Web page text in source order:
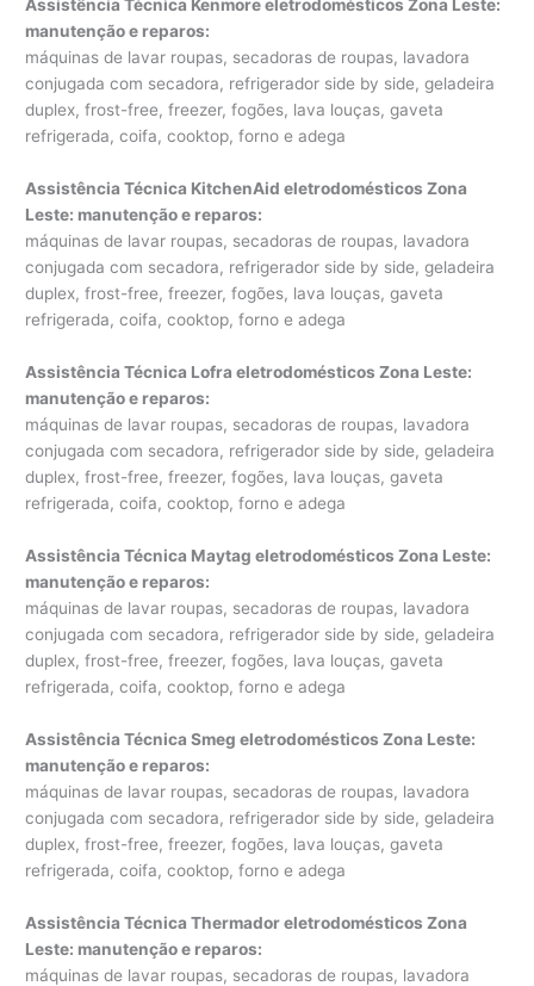
Assistência Técnica Kenmore eletrodomésticos Zona Leste:
manutenção e reparos:
máquinas de lavar roupas, secadoras de roupas, lavadora
conjugada com secadora, refrigerador side by side, geladeira
duplex, frost-free, freezer, fogões, lava louças, gaveta
refrigerada, coifa, cooktop, forno e adega
Assistência Técnica KitchenAid eletrodomésticos Zona
Leste: manutenção e reparos:
máquinas de lavar roupas, secadoras de roupas, lavadora
conjugada com secadora, refrigerador side by side, geladeira
duplex, frost-free, freezer, fogões, lava louças, gaveta
refrigerada, coifa, cooktop, forno e adega
Assistência Técnica Lofra eletrodomésticos Zona Leste:
manutenção e reparos:
máquinas de lavar roupas, secadoras de roupas, lavadora
conjugada com secadora, refrigerador side by side, geladeira
duplex, frost-free, freezer, fogões, lava louças, gaveta
refrigerada, coifa, cooktop, forno e adega
Assistência Técnica Maytag eletrodomésticos Zona Leste:
manutenção e reparos:
máquinas de lavar roupas, secadoras de roupas, lavadora
conjugada com secadora, refrigerador side by side, geladeira
duplex, frost-free, freezer, fogões, lava louças, gaveta
refrigerada, coifa, cooktop, forno e adega
Assistência Técnica Smeg eletrodomésticos Zona Leste:
manutenção e reparos:
máquinas de lavar roupas, secadoras de roupas, lavadora
conjugada com secadora, refrigerador side by side, geladeira
duplex, frost-free, freezer, fogões, lava louças, gaveta
refrigerada, coifa, cooktop, forno e adega
Assistência Técnica Thermador eletrodomésticos Zona
Leste: manutenção e reparos:
máquinas de lavar roupas, secadoras de roupas, lavadora